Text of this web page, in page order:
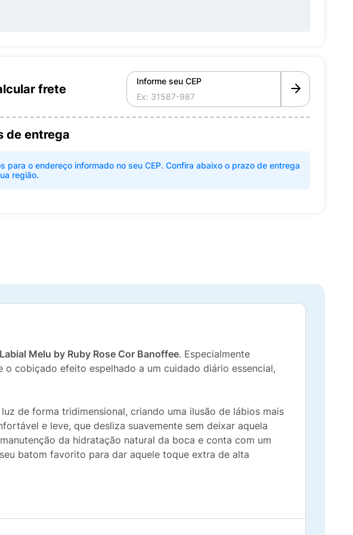
frete
Informe seu CEP
de entrega
para o endereço informado no seu CEP. Confira abaixo o prazo de entrega
região.
Melu by Ruby Rose Cor Banoffee. Especialmente
cobiçado efeito espelhado a um cuidado diário essencial,
de forma tridimensional, criando uma ilusão de lábios mais
e leve, que desliza suavemente sem deixar aquela
da hidratação natural da boca e conta com um
batom favorito para dar aquele toque extra de alta
de luz intenso e duradouro.